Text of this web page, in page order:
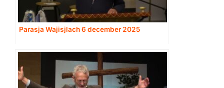
Parasja Wajisjlach 6 december 2025